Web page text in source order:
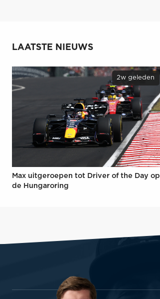
LAATSTE NIEUWS
2w geleden
Max uitgeroepen tot Driver of the Day op
de Hungaroring